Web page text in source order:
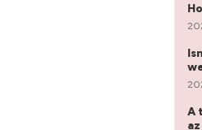
A